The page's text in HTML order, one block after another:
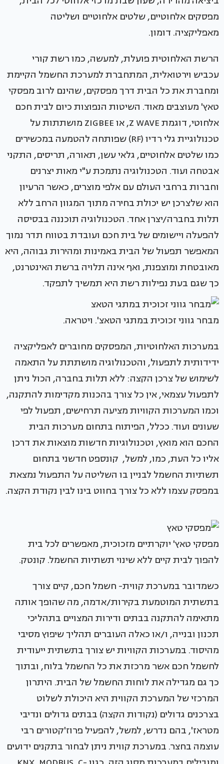
מפסקים אלחוטיים, שלטים אלחוטיים ושליטה
מאפליקציה. דומון.
הרשת האלחוטית פועלת, למעשה, כמו רשת קורי
עכביש וירטואלית, המתחברת למערכת החשמל הקיימת
ומחברת את כל הבית דרך מפסקים, שהינם לרוב מפסקי
טאץ' מעוצבים מאוד. השיטות הנפוצות כיום לבית חכם
אלחוטי, דוגמת Z WAVE, או ZIGBEE מושתתות על
טכנולוגיית גלי רדיו (RF) שפותחה להטמעה במכשירים
כמו שלטים אלחוטיים, גלאי עשן, תאורה, תריסים, התקני
אבטחה ועוד. הטכנולוגיה נתמכת ע"י מאות יצרנים
וחברות ברחבי העולם עם אלפי מוצרים, כאשר הרעיון
הוא שלצרכן יש יכולת בחירה מתוך המגוון הרחב ללא
תלות בחברה/יצרן אחד. הטכנולוגיה תוכננה בבסיסה
להפעלה ויישומים של בית חכם ועובדת בטווח תדר נמוך
המאפשר תפעול של הבית באמינות ומהירות גבוהה, היא
מאובטחת ומוצפנת, ואף אינה תלויה ברשת האינטרנט,
כך שגם בעת נפילות רשת היא תמשיך לתפקד.
מבחר גווני זכוכית במתגי הטאצ'. ויטראה.
במערכות האלחוטיות, המפסקים מחוברים לאפליקציה
ידידותית לתפעול, והטכנולוגיה מושתתת על התאמה
לשימוש של צרכן הקצה: ללא תלות בחברה, הכול ניתן
לתפעול עצמאי, אין כל צורך בהכנות מקדימות להתקנה,
וכמו המערכות הקוויות מציעה תרחישים, תפעול לפי
שעונים ועוד. ככלל, הפיתוח בתחום מערכות הבית
החכם הוא מואץ, וטכנולוגיות חדשות מוצאות את דרכן
אליו כל העת, כמו, למשל, קונספט חדשני בתחום
תשתיות החשמל לבניין בו השליטה על התפעול נמצאת
במפסק עצמו ללא כל צורך בחווט בינו לבין נקודת הקצה.
מפסקי טאץ' יוקרתיים מזכוכית, מאפשרים לכל בית
להפוך לבית קיים ללא שינוי תשתיות החשמל. קונטק.
כשמדובר במערכת קווית- חשמל חכם, קיים צורך
בתשתית המוטמעת בקירות/אדמה, מה שהופך אותה
מתאימה להתקנה בבתים ודירות המצויים בתהליכי
תכנון ובנייה, ו/או כאלה העוברים תהליך שיפוץ מסיבי
מהיסוד. במערכות הקוויות יש צורך בתשתית ייעודית
לחשמל חכם אשר מרכזת את כל החשמל בלוח, ובתוך
כך גם מגדילה את לוחות החשמל של הבית. היתרון
המרכזי של המערכת הקווית היא היכולת לשלוט
בצרכנים גדולים (נקודות הקצה) בבתים גדולים ונדיבי
מטראז', בהם נדרש, למשל, להפעיל פרוז'קטורים רבי
עוצמה בחצר. במערכת קווית ניתן לבחור בתקנים ידועים